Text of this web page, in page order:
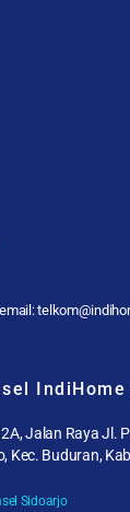
Jalan Raya Jl.
Kec. Buduran,
Sidoarjo